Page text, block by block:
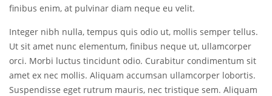
finibus enim, at pulvinar diam neque eu velit.
Integer nibh nulla, tempus quis odio ut, mollis semper tellus.
Ut sit amet nunc elementum, finibus neque ut, ullamcorper
orci. Morbi luctus tincidunt odio. Curabitur condimentum sit
amet ex nec mollis. Aliquam accumsan ullamcorper lobortis.
Suspendisse eget rutrum mauris, nec tristique sem. Aliquam